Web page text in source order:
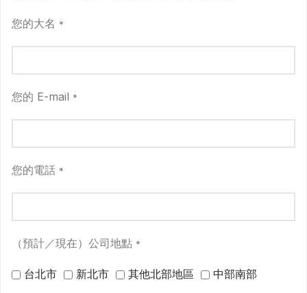
您的大名 *
您的 E-mail *
您的電話 *
（預計／現在）公司地點 *
台北市 新北市 其他北部地區 中部南部